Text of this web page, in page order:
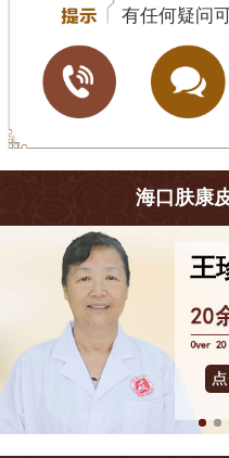
有任何疑问
海口肤康
王